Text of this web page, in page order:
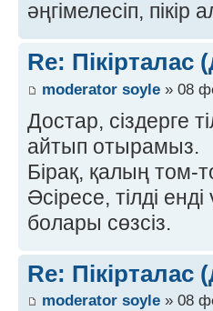
әңгімелесіп,
Re: Пікірталас
moderator soyle » 08
Достар, сіздерге
айтып отырамыз.
Бірақ, қалың том-
Әсіресе, тілді
болары сөзсіз.
Re: Пікірталас
moderator soyle » 08